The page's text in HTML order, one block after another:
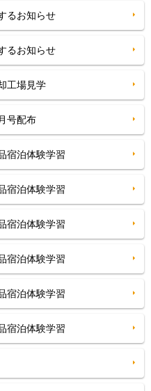
るお知らせ
るお知らせ
工場見学
号配布
宿泊体験学習
宿泊体験学習
宿泊体験学習
宿泊体験学習
宿泊体験学習
宿泊体験学習